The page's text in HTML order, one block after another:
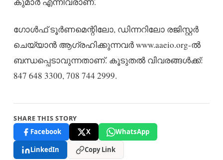
ഗോള്‍ഫ് ടൂര്‍ണമെന്റിലോ, ഡിന്നറിലോ രജിസ്റ്റര്‍
ചെയ്യാന്‍ ആഗ്രഹിക്കുന്നവര്‍ www.aaeio.org-ല്‍
ബന്ധപ്പെടാവുന്നതാണ്. കൂടുതല്‍ വിവരങ്ങള്‍ക്ക്:
847 648 3300, 708 744 2999.
SHARE THIS STORY
Facebook
X
WhatsApp
LinkedIn
Copy Link